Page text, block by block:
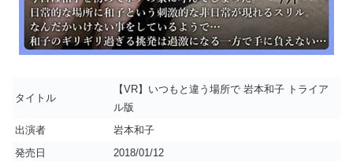
タイトル
【VR】いつもと違う場所で 岩本和子 トライア
ル版
出演者
岩本和子
発売日
2018/01/12